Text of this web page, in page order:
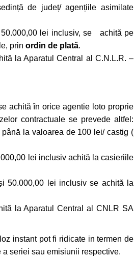
de județ/ agențiile asimilate
50.000,00 lei inclusiv, se achită pe
prin ordin de plată.
la Aparatul Central al C.N.L.R. –
achită în orice agentie loto proprie
contractuale se prevede altfel:
la valoarea de 100 lei/ castig (
lei inclusiv achită la casieriile
50.000,00 lei inclusiv se achită la
la Aparatul Central al CNLR SA
instant pot fi ridicate in termen de
seriei sau emisiunii respective.